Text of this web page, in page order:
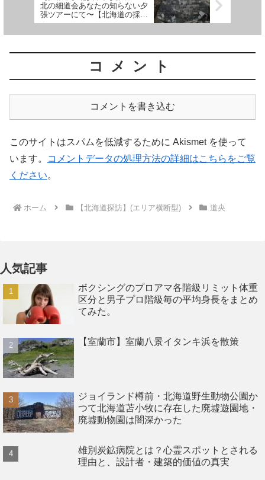
北の細道会あなたの知らない夕
張ツアーにて〜【北海道の採炭
地】
コメント
コメントを書き込む
このサイトはスパムを低減するために Akismet を使って
います。
コメントデータの処理方法の詳細はこちらをご覧
ください。
ホーム 【北海道探訪】(エリア横断型) 道央
人気記事
ボクシングのプロアマ各階級リミット体重
区分と男子プロ階級毎の平均身長をまとめ
てみた。
【室蘭市】室蘭八景イタンキ浜を散策
ジョイランド樽前・北海道野生動物公園か
つて北海道苫小牧に存在した廃墟遊園地・
廃墟動物園は闇深かった
雄別炭鉱病院とは？心霊スポットとされる
理由と、設計者・建築的価値の真実